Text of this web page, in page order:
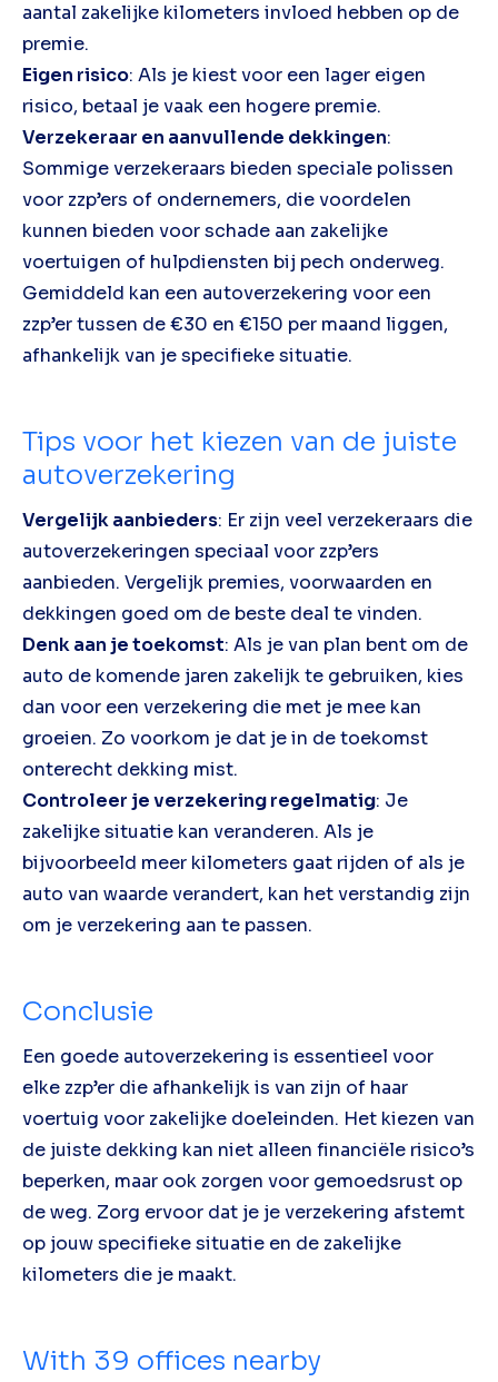
aantal zakelijke kilometers invloed hebben op de
premie.
Eigen risico: Als je kiest voor een lager eigen
risico, betaal je vaak een hogere premie.
Verzekeraar en aanvullende dekkingen:
Sommige verzekeraars bieden speciale polissen
voor zzp’ers of ondernemers, die voordelen
kunnen bieden voor schade aan zakelijke
voertuigen of hulpdiensten bij pech onderweg.
Gemiddeld kan een autoverzekering voor een
zzp’er tussen de €30 en €150 per maand liggen,
afhankelijk van je specifieke situatie.
Tips voor het kiezen van de juiste
autoverzekering
Vergelijk aanbieders: Er zijn veel verzekeraars die
autoverzekeringen speciaal voor zzp’ers
aanbieden. Vergelijk premies, voorwaarden en
dekkingen goed om de beste deal te vinden.
Denk aan je toekomst: Als je van plan bent om de
auto de komende jaren zakelijk te gebruiken, kies
dan voor een verzekering die met je mee kan
groeien. Zo voorkom je dat je in de toekomst
onterecht dekking mist.
Controleer je verzekering regelmatig: Je
zakelijke situatie kan veranderen. Als je
bijvoorbeeld meer kilometers gaat rijden of als je
auto van waarde verandert, kan het verstandig zijn
om je verzekering aan te passen.
Conclusie
Een goede autoverzekering is essentieel voor
elke zzp’er die afhankelijk is van zijn of haar
voertuig voor zakelijke doeleinden. Het kiezen van
de juiste dekking kan niet alleen financiële risico’s
beperken, maar ook zorgen voor gemoedsrust op
de weg. Zorg ervoor dat je je verzekering afstemt
op jouw specifieke situatie en de zakelijke
kilometers die je maakt.
With 39 offices nearby